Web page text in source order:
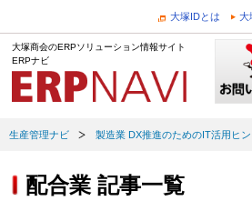
大塚IDとは 大
大塚商会のERPソリューション情報サイト
ERPナビ
生産管理ナビ 製造業 DX推進のためのIT活用ヒ
配合業 記事一覧